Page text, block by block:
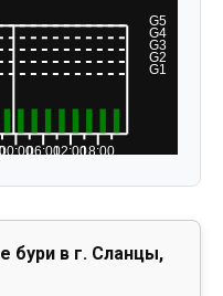
бури в г. Сланцы,